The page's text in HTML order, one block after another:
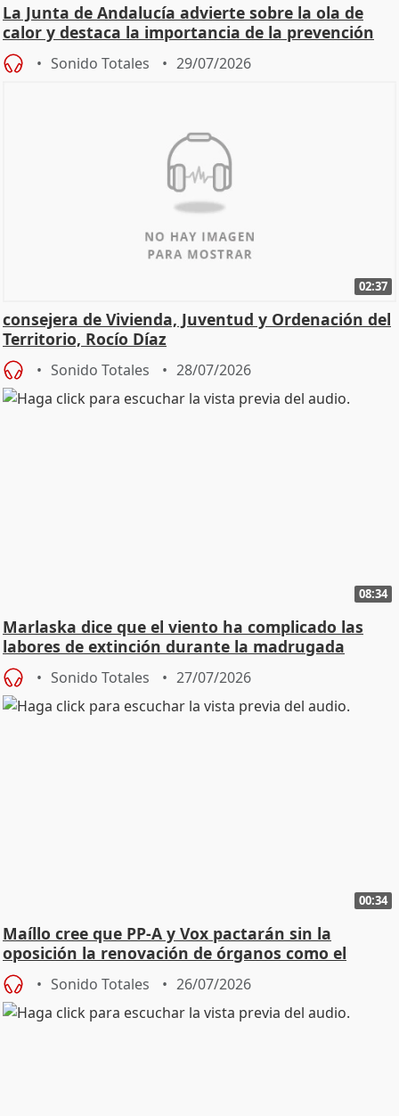
La Junta de Andalucía advierte sobre la ola de
calor y destaca la importancia de la prevención
Sonido Totales 29/07/2026
02:37
consejera de Vivienda, Juventud y Ordenación del
Territorio, Rocío Díaz
Sonido Totales 28/07/2026
08:34
Marlaska dice que el viento ha complicado las
labores de extinción durante la madrugada
Sonido Totales 27/07/2026
00:34
Maíllo cree que PP-A y Vox pactarán sin la
oposición la renovación de órganos como el
Defensor
Sonido Totales 26/07/2026